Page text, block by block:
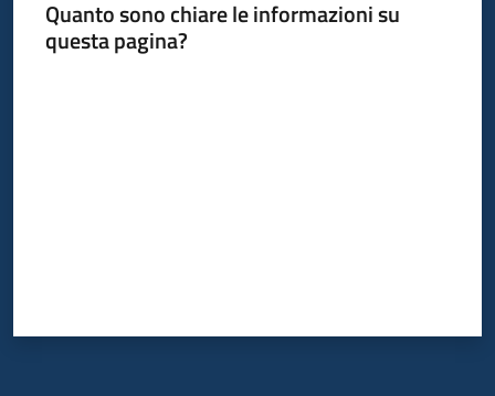
Piattaforme
telematiche
Quanto sono chiare le informazioni su
questa pagina?